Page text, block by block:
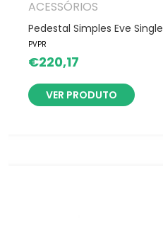
ACESSÓRIOS
Pedestal Simples Eve Single
PVPR
€220,17
VER PRODUTO